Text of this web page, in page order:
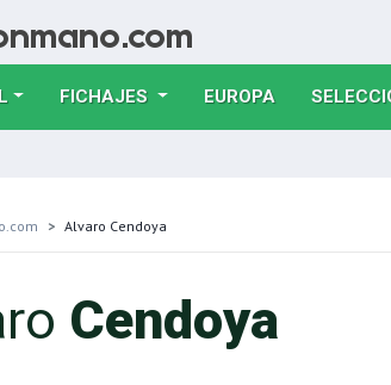
FICHAJES EUROPA(CURRENT)
Alvaro Cendoya
Cendoya